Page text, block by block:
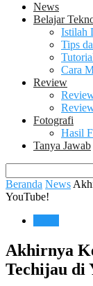
News
Belajar
Istilah
Tips
Cara
Review
Fotografi
Hasil
Tanya Jawab
Beranda News
YouTube!
Akhirnya
Techijau di